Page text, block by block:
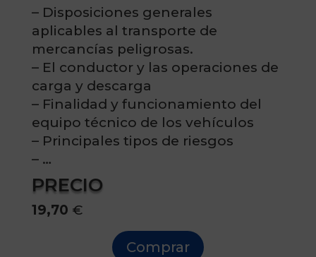
– Disposiciones generales
aplicables al transporte de
mercancías peligrosas.
– El conductor y las operaciones de
carga y descarga
– Finalidad y funcionamiento del
equipo técnico de los vehículos
– Principales tipos de riesgos
– …
PRECIO
19,70 €
Comprar